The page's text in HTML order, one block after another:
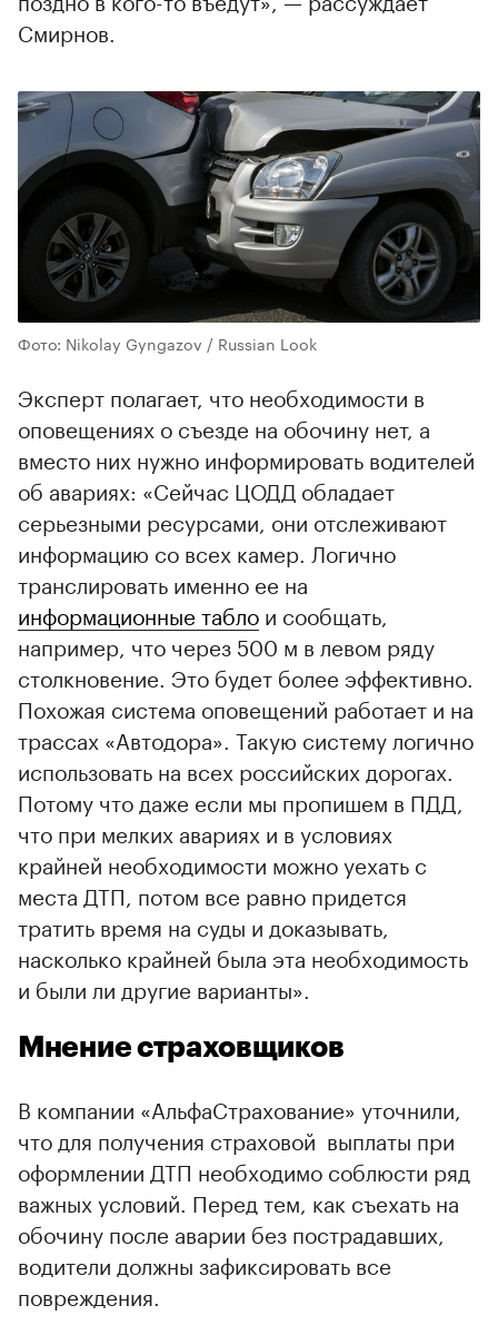
Смирнов.
Фото: Nikolay Gyngazov / Russian Look
Эксперт полагает, что необходимости в
оповещениях о съезде на обочину нет, а
вместо них нужно информировать водителей
об авариях: «Сейчас ЦОДД обладает
серьезными ресурсами, они отслеживают
информацию со всех камер. Логично
транслировать именно ее на
информационные табло и сообщать,
например, что через 500 м в левом ряду
столкновение. Это будет более эффективно.
Похожая система оповещений работает и на
трассах «Автодора». Такую систему логично
использовать на всех российских дорогах.
Потому что даже если мы пропишем в ПДД,
что при мелких авариях и в условиях
крайней необходимости можно уехать с
места ДТП, потом все равно придется
тратить время на суды и доказывать,
насколько крайней была эта необходимость
и были ли другие варианты».
Мнение страховщиков
В компании «АльфаСтрахование» уточнили,
что для получения страховой выплаты при
оформлении ДТП необходимо соблюсти ряд
важных условий. Перед тем, как съехать на
обочину после аварии без пострадавших,
водители должны зафиксировать все
повреждения.